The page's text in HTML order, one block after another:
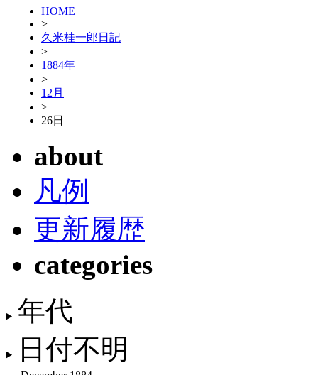
HOME
>
久米桂一郎日記
>
1884年
>
12月
>
26日
about
凡例
更新履歴
categories
年代
日付不明